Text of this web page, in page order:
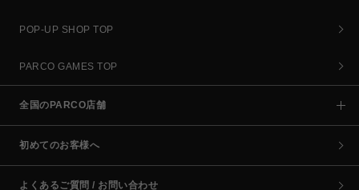
POP-UP SHOP TOP
PARCO GAMES TOP
全国のPARCO店舗
初めてのお客様へ
よくあるご質問 / お問い合わせ